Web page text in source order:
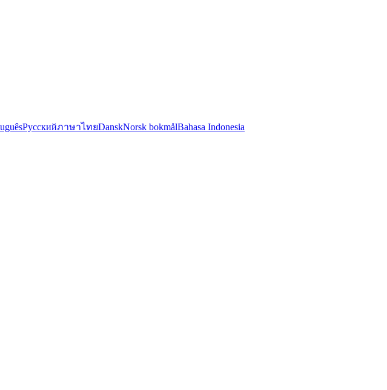
РусскийภาษาไทยDanskNorsk bokmålBahasa Indonesia